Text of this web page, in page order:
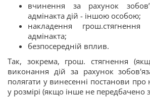
вчинення за рахунок
адмінакта дій - іншою особою;
накладення
адмінакта;
безпосередній вплив.
Так, зокрема, грош. стягнення
виконання дій за рахунок
полягати у винесенні постанови про
у розмірі (якщо інше не передбачено